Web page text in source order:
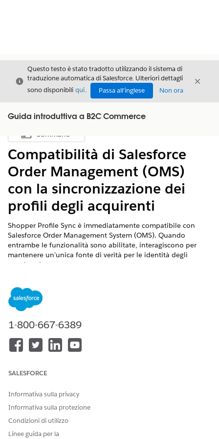
Chiudi
Questo testo è stato tradotto utilizzando il sistema di
traduzione automatica di Salesforce. Ulteriori dettagli
sono disponibili qui. Passa all'inglese Non ora
Chiudi
Guida introduttiva a B2C Commerce
Mostra sommario
Sommario
Compatibilità di Salesforce
Order Management (OMS)
con la sincronizzazione dei
profili degli acquirenti
Shopper Profile Sync è immediatamente compatibile con
Salesforce Order Management System (OMS). Quando
entrambe le funzionalità sono abilitate, interagiscono per
mantenere un'unica fonte di verità per le identità degli
acquirenti.
dei profili acquirente che OMS utilizzano le stesse regole
duplicate per la creazione di account personali
nell'organizzazione Salesforce. La logica OMS assegna la
priorità alla corrispondenza in base agli identificatori B2C
CommerceOrganizationReference). Se non viene trovata
una corrispondenza esatta del sistema, il sistema ricorre
corrispondenza per e-mail o nome), assicurando che
allo stesso record di account persona.
Durante l'inserimento degli ordini, se un acquirente non
1-800-667-6389
SALESFORCE
Informativa sulla privacy
Informativa sulla protezione
Condizioni di utilizzo
Linee guida per la